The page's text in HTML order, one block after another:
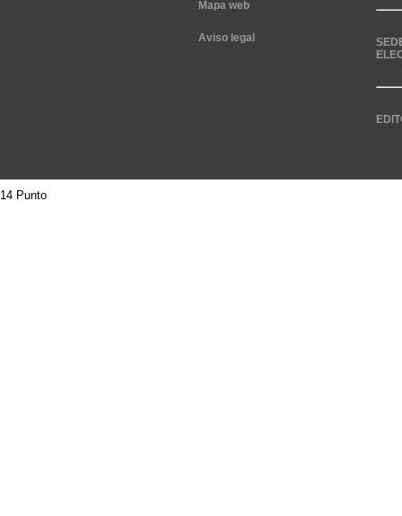
Mapa web
Aviso legal
14 Punto